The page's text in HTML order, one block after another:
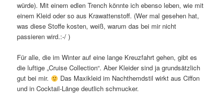
würde). Mit einem edlen Trench könnte ich ebenso leben, wie mit
einem Kleid oder so aus Krawattenstoff. (Wer mal gesehen hat,
was diese Stoffe kosten, weiß, warum das bei mir nicht
passieren wird.:-/ )
Für alle, die im Winter auf eine lange Kreuzfahrt gehen, gibt es
die luftige „Cruise Collection“. Aber Kleider sind ja grundsätzlich
gut bei mir.
Das Maxikleid im Nachthemdstil wirkt aus Ciffon
und in Cocktail-Länge deutlich schmucker.